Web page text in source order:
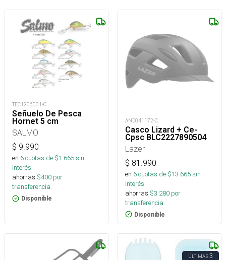
TEC1206001-C
Señuelo De Pesca
Hornet 5 cm
SALMO
$ 9.990
en 6cuotas de $1.665sin
interés
ahorras $400 por
transferencia.
Disponible
AND041172-C
Casco Lizard + Ce-
Cpsc BLC2227890504
Lazer
$ 81.990
en 6cuotas de $13.665sin
interés
ahorras $3.280 por
transferencia.
Disponible
ÚLTIMAS3